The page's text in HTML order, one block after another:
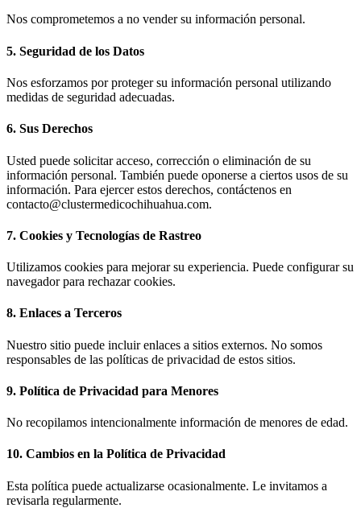
Nos comprometemos a no vender su información personal.
5. Seguridad de los Datos
Nos esforzamos por proteger su información personal utilizando
medidas de seguridad adecuadas.
6. Sus Derechos
Usted puede solicitar acceso, corrección o eliminación de su
información personal. También puede oponerse a ciertos usos de su
información. Para ejercer estos derechos, contáctenos en
contacto@clustermedicochihuahua.com.
7. Cookies y Tecnologías de Rastreo
Utilizamos cookies para mejorar su experiencia. Puede configurar su
navegador para rechazar cookies.
8. Enlaces a Terceros
Nuestro sitio puede incluir enlaces a sitios externos. No somos
responsables de las políticas de privacidad de estos sitios.
9. Política de Privacidad para Menores
No recopilamos intencionalmente información de menores de edad.
10. Cambios en la Política de Privacidad
Esta política puede actualizarse ocasionalmente. Le invitamos a
revisarla regularmente.